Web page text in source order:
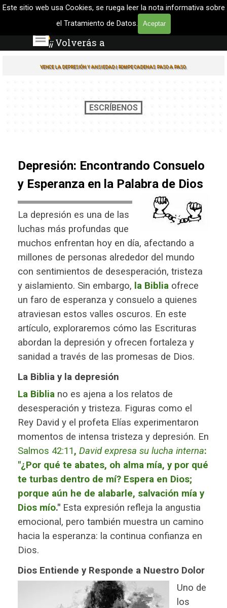
Este sitio web usa Cookies, se ruega leer la nota informativa sobre
el Tratamiento de Datos.
Aceptar
Vaya al Contenido
Proyecto
LuzOnLine
¡¡Volverás a
La Biblia enseña
Saltar menú
VENCE LA DEPRESIÓN Y ANSIEDAD | ROMPE CADENAS PASO A PASO.
ESCRÍBENOS
Depresión: Encontrando Consuelo
y Esperanza en la Palabra de Dios
La depresión es una de las
luchas más profundas que
muchos enfrentan hoy en día, afectando a
millones de personas alrededor del mundo
con sentimientos de desesperación, tristeza
y aislamiento. Sin embargo, la Biblia ofrece
un faro de esperanza y consuelo a quienes
atraviesan estos valles oscuros. En este
artículo, exploraremos cómo las Escrituras
abordan la depresión y ofrecen fortaleza y
sanidad a través de las promesas de Dios.
La Biblia y la depresión
La Biblia no es ajena a los relatos de
desesperación y tristeza. Figuras como el
Rey David y el profeta Elías experimentaron
momentos de intensa tristeza y depresión. En
Salmos 42:11, David expresa su lucha interna:
"¿Por qué te abates, oh alma mía, y por qué
te turbas dentro de mí? Espera en Dios;
porque aún he de alabarle, salvación mía y
Dios mío." Esta expresión refleja la angustia
emocional, pero también muestra un camino
hacia la esperanza: la continua confianza en
Dios.
Dios Entiende y Responde a Nuestro Dolor
Uno de
los